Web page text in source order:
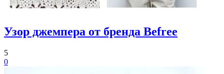
Узор джемпера от бренда Befree
5
0